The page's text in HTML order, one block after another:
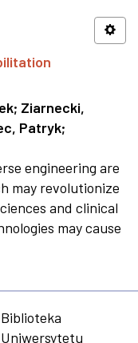
; Ziarnecki,
Patryk;
engineering are
may revolutionize
and clinical
may cause
Biblioteka
Uniwersytetu